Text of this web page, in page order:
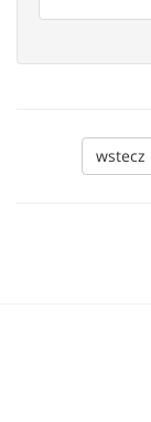
wstecz